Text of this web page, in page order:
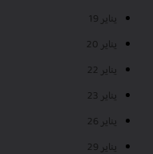
يناير 19
يناير 20
يناير 22
يناير 23
يناير 26
يناير 29